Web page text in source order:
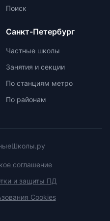
Поиск
Санкт-Петербург
Частные школы
Занятия и секции
По станциям метро
По районам
соглашение
и защиты ПД
Cookies